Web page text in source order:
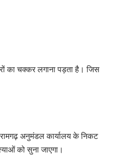
का चक्कर लगाना पड़ता है। जिस
रामगढ़ अनुमंडल कार्यालय के निकट
को सुना जाएगा।